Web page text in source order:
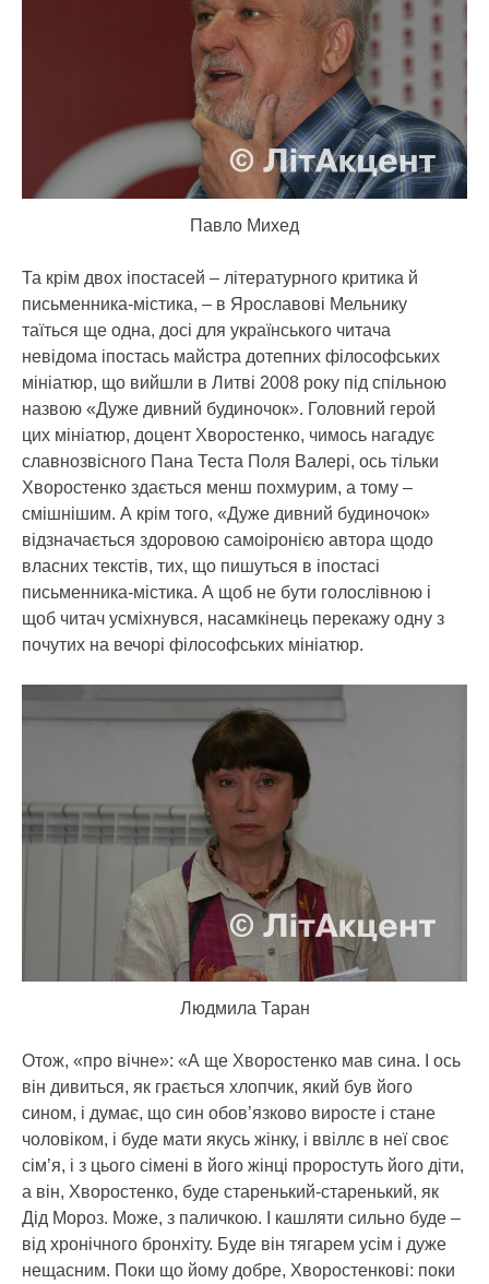
Павло Михед
Та крім двох іпостасей – літературного критика й
письменника-містика, – в Ярославові Мельнику
таїться ще одна, досі для українського читача
невідома іпостась майстра дотепних філософських
мініатюр, що вийшли в Литві 2008 року під спільною
назвою «Дуже дивний будиночок». Головний герой
цих мініатюр, доцент Хворостенко, чимось нагадує
славнозвісного Пана Теста Поля Валері, ось тільки
Хворостенко здається менш похмурим, а тому –
смішнішим. А крім того, «Дуже дивний будиночок»
відзначається здоровою самоіронією автора щодо
власних текстів, тих, що пишуться в іпостасі
письменника-містика. А щоб не бути голослівною і
щоб читач усміхнувся, насамкінець перекажу одну з
почутих на вечорі філософських мініатюр.
Людмила Таран
Отож, «про вічне»: «А ще Хворостенко мав сина. І ось
він дивиться, як грається хлопчик, який був його
сином, і думає, що син обов’язково виросте і стане
чоловіком, і буде мати якусь жінку, і ввіллє в неї своє
сім’я, і з цього сімені в його жінці проростуть його діти,
а він, Хворостенко, буде старенький-старенький, як
Дід Мороз. Може, з паличкою. І кашляти сильно буде –
від хронічного бронхіту. Буде він тягарем усім і дуже
нещасним. Поки що йому добре, Хворостенкові: поки